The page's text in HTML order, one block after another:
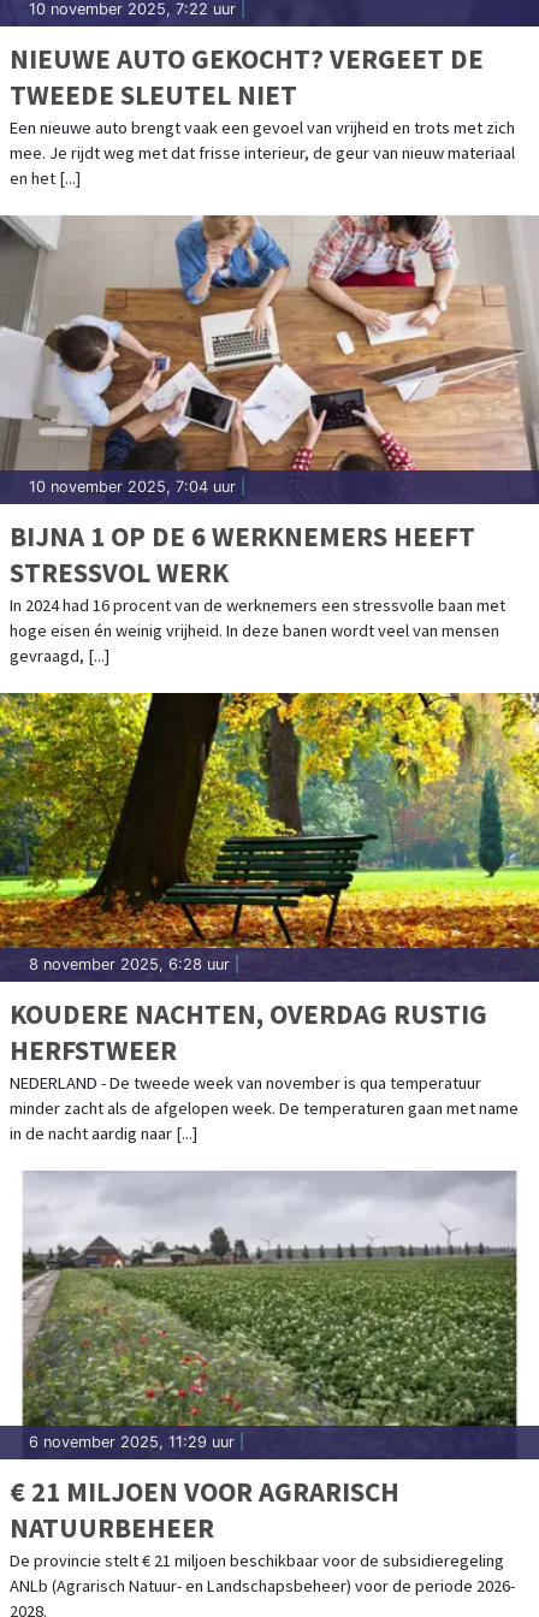
10 november 2025, 7:22 uur
NIEUWE AUTO GEKOCHT? VERGEET DE
TWEEDE SLEUTEL NIET
Een nieuwe auto brengt vaak een gevoel van vrijheid en trots met zich
mee. Je rijdt weg met dat frisse interieur, de geur van nieuw materiaal
en het [...]
10 november 2025, 7:04 uur
BIJNA 1 OP DE 6 WERKNEMERS HEEFT
STRESSVOL WERK
In 2024 had 16 procent van de werknemers een stressvolle baan met
hoge eisen én weinig vrijheid. In deze banen wordt veel van mensen
gevraagd, [...]
8 november 2025, 6:28 uur
KOUDERE NACHTEN, OVERDAG RUSTIG
HERFSTWEER
NEDERLAND - De tweede week van november is qua temperatuur
minder zacht als de afgelopen week. De temperaturen gaan met name
in de nacht aardig naar [...]
6 november 2025, 11:29 uur
€ 21 MILJOEN VOOR AGRARISCH
NATUURBEHEER
De provincie stelt € 21 miljoen beschikbaar voor de subsidieregeling
ANLb (Agrarisch Natuur- en Landschapsbeheer) voor de periode 2026-
2028.